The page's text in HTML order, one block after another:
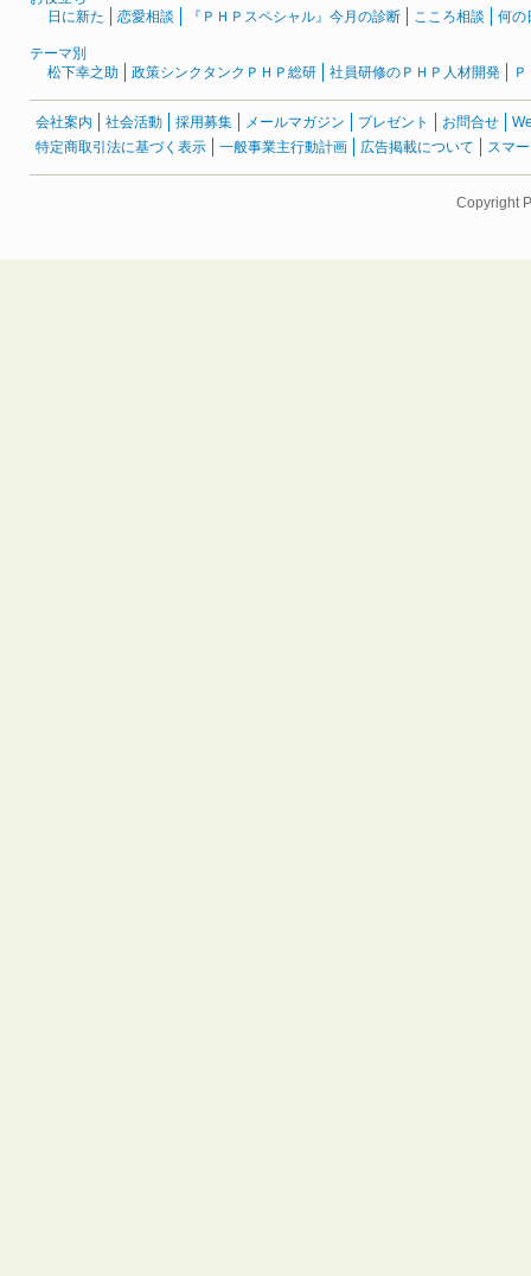
日に新た
恋愛相談 『ＰＨＰスペシャル』今月の診断 こころ相談 何の
テーマ別
松下幸之助
政策シンクタンクＰＨＰ総研 社員研修のＰＨＰ人材開発
会社案内 社会活動 採用募集 メールマガジン プレゼント お問合せ
特定商取引法に基づく表示
一般事業主行動計画 広告掲載について スマ
Copyright